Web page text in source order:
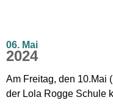
06. Mai
2024
Am Freitag, den 10.Mai
der Lola Rogge Schule